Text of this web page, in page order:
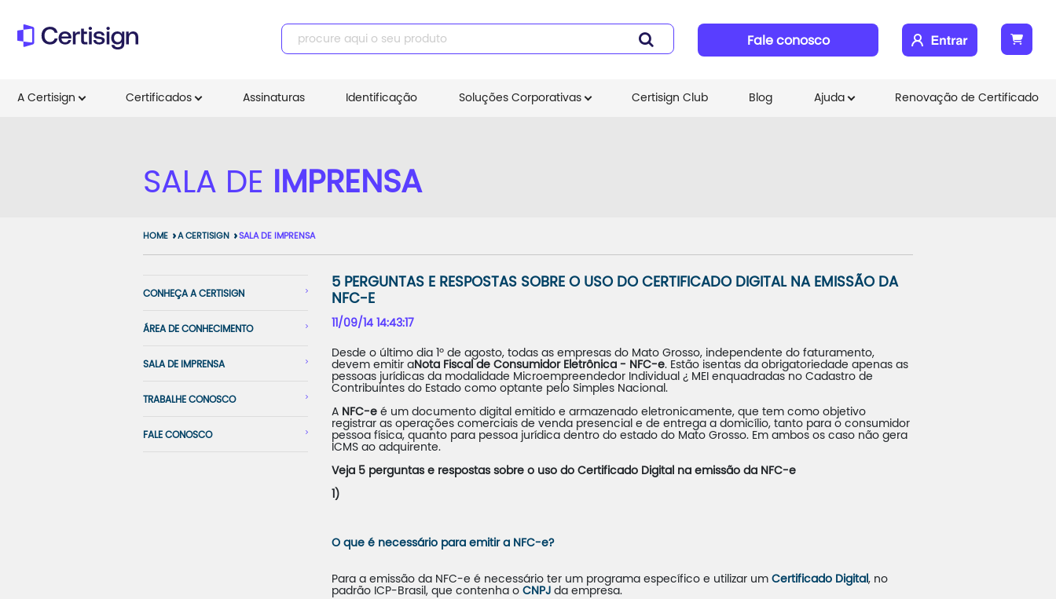
Fale conosco
A Certisign Certificados Assinaturas Identificação Soluções Corporativas Certisign Club Blog Ajuda Renovação de Certificado
SALA DE IMPRENSA
HOME A CERTISIGN SALA DE IMPRENSA
CONHEÇA A CERTISIGN
ÁREA DE CONHECIMENTO
SALA DE IMPRENSA
TRABALHE CONOSCO
FALE CONOSCO
5 PERGUNTAS E RESPOSTAS SOBRE O USO DO CERTIFICADO DIGITAL NA EMISSÃO DA
NFC-E
11/09/14 14:43:17
Desde o último dia 1º de agosto, todas as empresas do Mato Grosso, independente do faturamento,
devem emitir a Nota Fiscal de Consumidor Eletrônica - NFC-e. Estão isentas da obrigatoriedade apenas as
pessoas jurídicas da modalidade Microempreendedor Individual ¿ MEI enquadradas no Cadastro de
Contribuintes do Estado como optante pelo Simples Nacional.
A NFC-e é um documento digital emitido e armazenado eletronicamente, que tem como objetivo
registrar as operações comerciais de venda presencial e de entrega a domicílio, tanto para o consumidor
pessoa física, quanto para pessoa jurídica dentro do estado do Mato Grosso. Em ambos os caso não gera
ICMS ao adquirente.
Veja 5 perguntas e respostas sobre o uso do Certificado Digital na emissão da NFC-e
1)
O que é necessário para emitir a NFC-e?
Para a emissão da NFC-e é necessário ter um programa específico e utilizar um Certificado Digital , no
padrão ICP-Brasil, que contenha o CNPJ da empresa.